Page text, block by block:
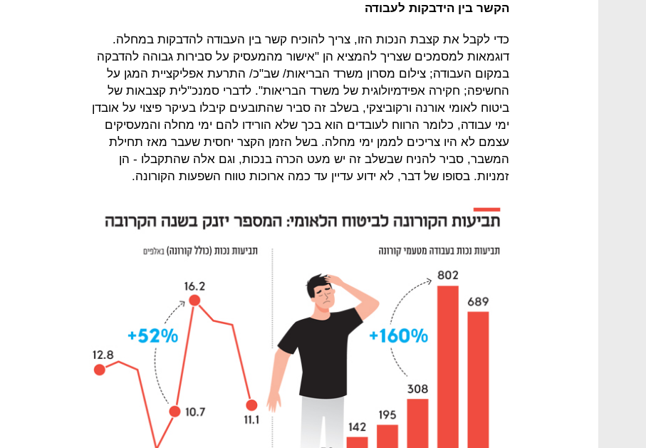
הקשר בין הידבקות לעבודה
כדי לקבל את קצבת הנכות הזו, צריך להוכיח קשר בין העבודה להדבקות במחלה.
דוגמאות למסמכים שצריך להמציא הן "אישור מהמעסיק על סבירות גבוהה להדבקה
במקום העבודה; צילום מסרון משרד הבריאות/ שב"כ/ התרעת אפליקציית המגן על
החשיפה; חקירה אפידמיולוגית של משרד הבריאות". לדברי סמנכ"לית קצבאות של
ביטוח לאומי אורנה ורקוביצקי, בשלב זה סביר שהתובעים קיבלו בעיקר פיצוי על אובדן
ימי עבודה, כלומר הרווח לעובדים הוא בכך שלא הורידו להם ימי מחלה והמעסיקים
עצמם לא היו צריכים לממן ימי מחלה. בשל הזמן הקצר יחסית שעבר מאז תחילת
המשבר, סביר להניח שבשלב זה יש מעט הכרה בנכות, וגם אלה שהתקבלו - הן
זמניות. בסופו של דבר, לא ידוע עדיין עד כמה ארוכות טווח השפעות הקורונה.